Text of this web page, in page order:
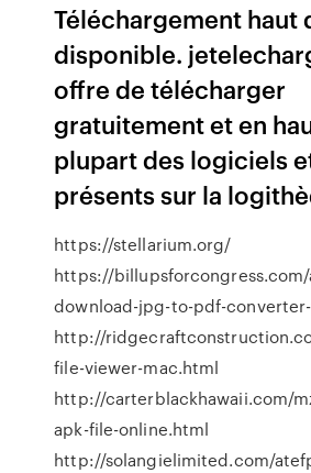
Téléchargement haut
disponible.
offre de télécharger
gratuitement et en
plupart des logiciels
présents sur la
https://stellarium.org/
https://
download-jpg-to-pdf-
http://
file-viewer-mac.html
http://carterblackhawaii.com/
apk-file-online.html
http://solangielimited.com/